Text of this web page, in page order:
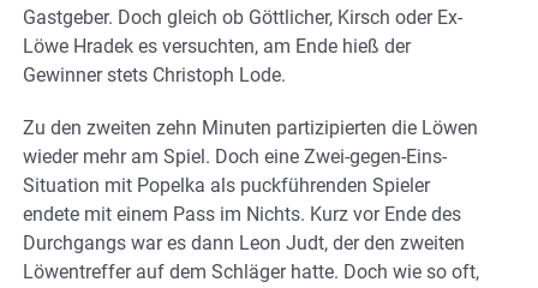
Gastgeber. Doch gleich ob Göttlicher, Kirsch oder Ex-
Löwe Hradek es versuchten, am Ende hieß der
Gewinner stets Christoph Lode.
Zu den zweiten zehn Minuten partizipierten die Löwen
wieder mehr am Spiel. Doch eine Zwei-gegen-Eins-
Situation mit Popelka als puckführenden Spieler
endete mit einem Pass im Nichts. Kurz vor Ende des
Durchgangs war es dann Leon Judt, der den zweiten
Löwentreffer auf dem Schläger hatte. Doch wie so oft,